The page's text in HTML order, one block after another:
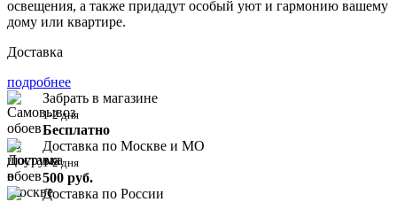
освещения, а также придадут особый уют и гармонию вашему
дому или квартире.
Доставка
подробнее
Забрать в магазине
1-2 дня
Бесплатно
Доставка по Москве и МО
1-2 дня
500 руб.
Доставка по России